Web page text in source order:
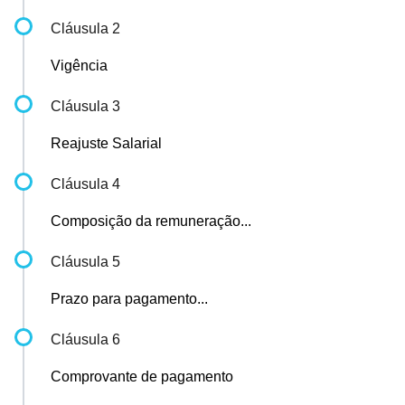
Cláusula 2
Vigência
Cláusula 3
Reajuste Salarial
Cláusula 4
Composição da remuneração...
Cláusula 5
Prazo para pagamento...
Cláusula 6
Comprovante de pagamento